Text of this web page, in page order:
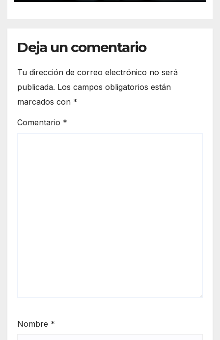
Deja un comentario
Tu dirección de correo electrónico no será
publicada. Los campos obligatorios están
marcados con *
Comentario *
Nombre *